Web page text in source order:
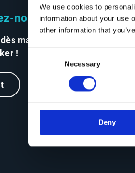
We use cookies to
information about your use
other information that
Necessary
Deny
nous
maintenant les
!